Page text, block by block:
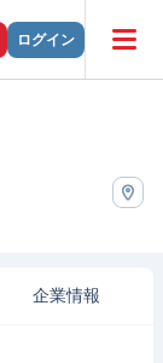
ログイン
企業情報